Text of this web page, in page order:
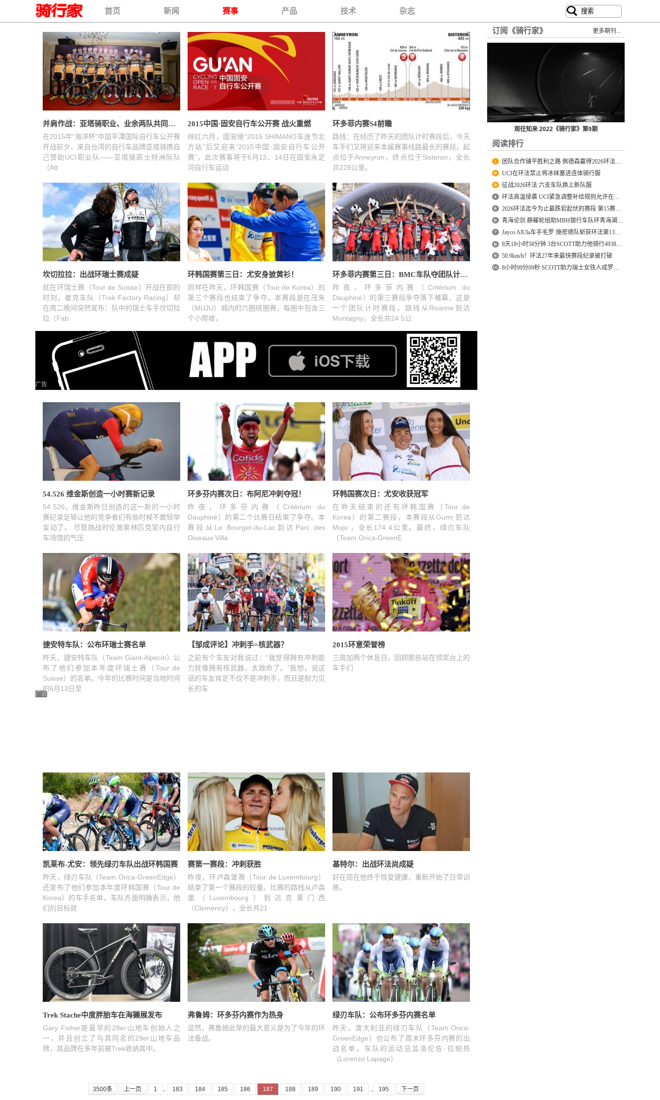
首页 新闻 赛事 产品 技术 杂志
并肩作战：亚塔骑职业、业余两队共同出战平潭海洋杯
在2015年“海洋杯”中国平潭国际自行车公开赛
开战前夕，来自台湾的自行车品牌亚塔骑携自
己赞助UCI职业队——亚塔骑高士特洲际队
（Att
2015中国·固安自行车公开赛 战火重燃
绯红六月，固安继“2015 SHIMANO车迷节北
方站”后又迎来“2015中国·固安自行车公开
赛”，此次赛事将于6月13、14日在固安永定
河自行车运动
环多菲内赛S4前瞻
路线：在经历了昨天的团队计时赛段后，今天
车手们又将迎来本届赛事线路最长的赛段。起
点位于Anneyron，终点位于Sisteron，全长
共228公里。
坎切拉拉：出战环瑞士赛成疑
就在环瑞士赛（Tour de Suisse）开战在即的
时刻，崔克车队（Trek Factory Racing）却
在周二晚间突然宣布：队中的瑞士车手坎切拉
拉（Fab
环韩国赛第三日：尤安身披黄衫！
同样在昨天，环韩国赛（Tour de Korea）的
第三个赛段也结束了争夺。本赛段是在茂朱
（MUJU）城内的六圈绕圈赛，每圈中包含三
个小爬坡，
环多菲内赛第三日：BMC车队夺团队计时冠军！
昨夜，环多菲内赛（Critérium du
Dauphiné）的第三赛段争夺落下帷幕。这是
一个团队计时赛段，路线从Roanne到达
Montagny，全长共24 5公
广告
54.526 维金斯创造一小时赛新记录
54 526，维金斯昨日创造的这一新的一小时
赛纪录足够让他的竞争者们有些时候不敢轻举
妄动了。 尽管挑战时伦敦奥林匹克室内自行
车场馆的气压
环多芬内赛次日：布阿尼冲刺夺冠！
昨夜，环多芬内赛（Critérium du
Dauphiné）的第二个比赛日结束了争夺。本
赛段从Le Bourget-du-Lac到达Parc des
Oiseaux Villa
环韩国赛次日：尤安收获冠军
在昨天结束的还有环韩国赛（Tour de
Korea）的第二赛段，本赛段从Gumi 到达
Muju ，全长174 4公里。最终，绿刃车队
（Team Orica-GreenE
捷安特车队：公布环瑞士赛名单
昨天，捷安特车队（Team Giant-Alpecin）公
布了他们参加本年度环瑞士赛（Tour de
Suisse）的名单。今年的比赛时间是当地时间
的6月13日至
【邹成评论】冲刺手=核武器？
之前有个车友对我说过：“我觉得拥有冲刺能
力就像拥有核武器，太致命了。”我想，说这
话的车友肯定不仅不是冲刺手，而且是耐力见
长的车
2015环意荣誉榜
三周加两个休息日，回顾那些站在领奖台上的
车手们
广告
凯莱布-尤安：领先绿刃车队出战环韩国赛
昨天，绿刃车队（Team Orica-GreenEdge）
还宣布了他们参加本年度环韩国赛（Tour de
Korea）的车手名单。车队方面明确表示，他
们的目标就
赛第一赛段：冲刺获胜
昨夜，环卢森堡赛（Tour de Luxembourg）
结束了第一个赛段的较量。比赛的路线从卢森
堡（Luxembourg）到达克莱门西
（Clemency），全长共21
基特尔：出战环法尚成疑
好在现在他终于恢复健康，重新开始了日常训
练。
Trek Stache中度胖胎车在海獭展发布
Gary Fisher是最早的29er山地车创始人之
一，并且创立了与其同名的29er山地车品
牌，其品牌在多年前被Trek收纳其中。
​弗鲁姆：环多芬内赛作为热身
显然，弗鲁姆此举的最大意义是为了今年的环
法备战。
绿刃车队：公布环多芬内赛名单
昨天，澳大利亚的绿刃车队（Team Orica-
GreenEdge）也公布了周末环多芬内赛的出
战名单。车队的运动总监洛伦佐-拉帕热
（Lorenzo Lapage）
3500条 上一页 1 .. 183 184 185 186 187 188 189 190 191 .. 195 下一页
订阅《骑行家》 更多期刊...
观往知来 2022《骑行家》第9期
阅读排行
团队合作铺平胜利之路 佩德森赢得2026环法第4赛段冠军
UCI在环法禁止将冰袜塞进连体骑行服
征战2026环法 六支车队换上新队服
环法高温侵袭 UCI紧急调整补给规则允许在爬坡发放补给袋
2026环法迄今为止最跌宕起伏的赛段 第15赛段发生了什么？
青海论剑 静藤轮组助MBH银行车队环青海湖破风而来
Jayco AlUla车手毛罗·施密德队斩获环法第13赛段冠军！
8天18小时58分钟 3台SCOTT助力他骑行4938km又一次横穿美国
50.9km/h！环法27年来最快赛段纪录被打破
8小时09分09秒 SCOTT助力瑞士女铁人成罗特大铁史上最年轻冠军